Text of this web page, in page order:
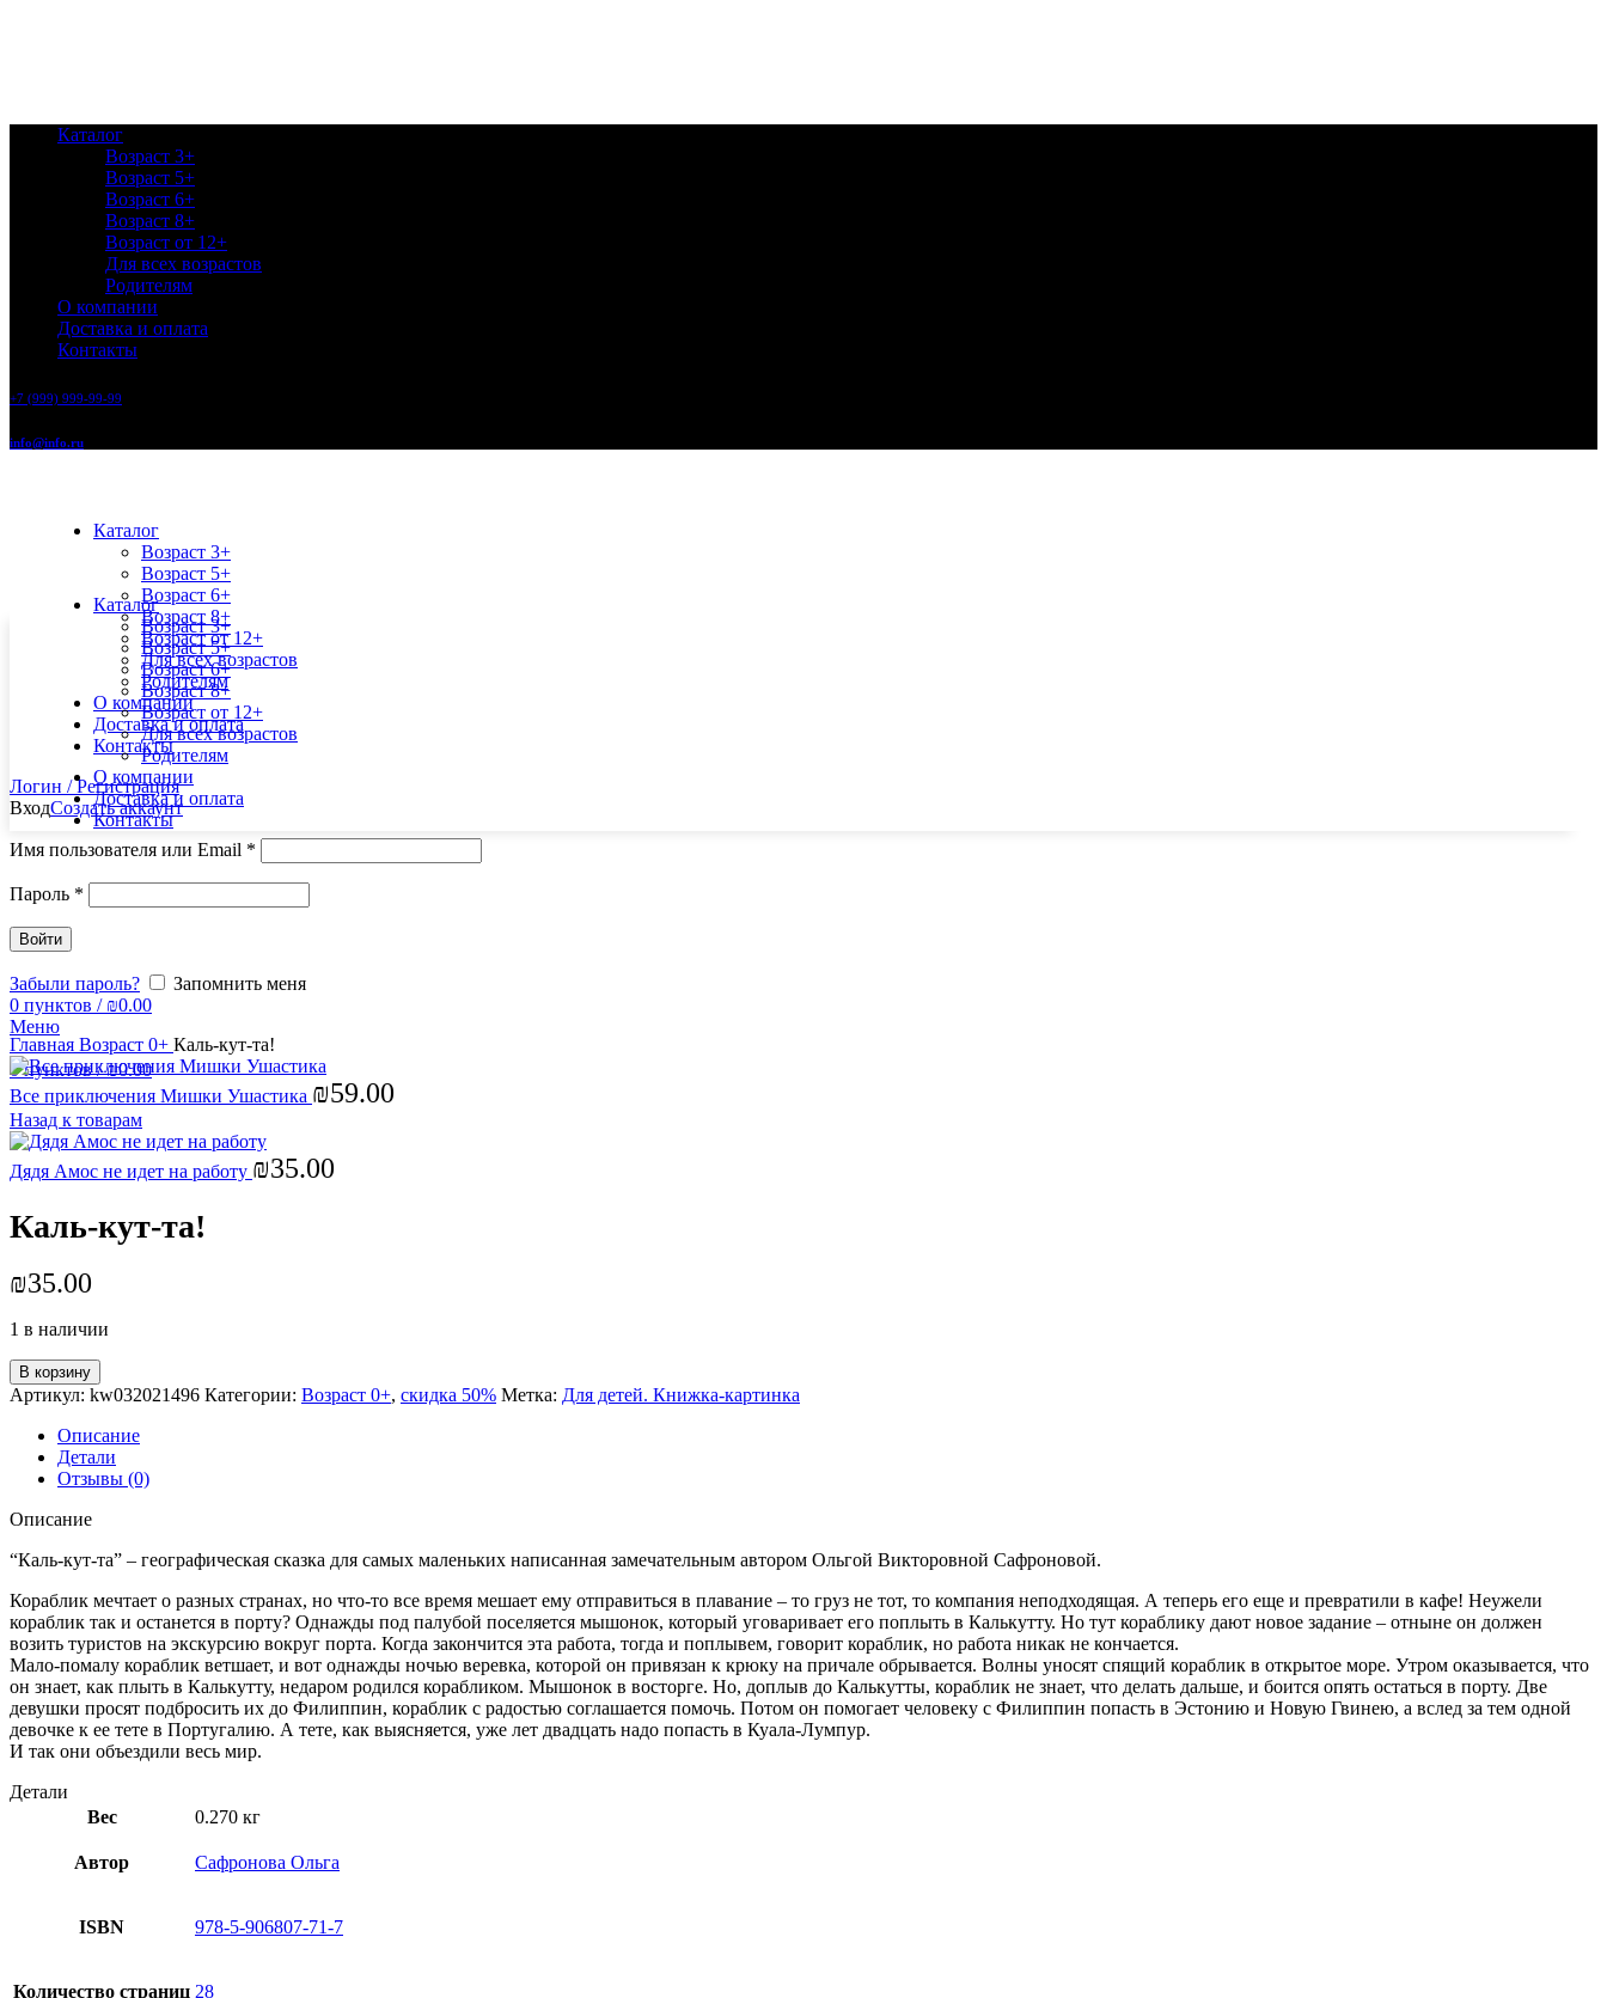
Каталог
Возраст 3+
Возраст 5+
Возраст 6+
Возраст 8+
Возраст от 12+
Для всех возрастов
Родителям
О компании
Доставка и оплата
Контакты
+7 (999) 999-99-99
info@info.ru
Каталог
Возраст 3+
Возраст 5+
Возраст 6+
Возраст 8+
Возраст от 12+
Для всех возрастов
Родителям
О компании
Доставка и оплата
Контакты
Логин / Регистрация
ВходСоздать аккаунт
Имя пользователя или Email *
Пароль *
Войти
Забыли пароль?
Запомнить меня
0 пунктов / ₪0.00
Меню
0пунктов / ₪0.00
Каталог
Возраст 3+
Возраст 5+
Возраст 6+
Возраст 8+
Возраст от 12+
Для всех возрастов
Родителям
О компании
Доставка и оплата
Контакты
Увеличить
Главная Возраст 0+ Каль-кут-та!
Все приключения Мишки Ушастика ₪59.00
Назад к товарам
Дядя Амос не идет на работу ₪35.00
Каль-кут-та!
₪35.00
1 в наличии
В корзину
Артикул: kw032021496 Категории: Возраст 0+, скидка 50% Метка: Для детей. Книжка-картинка
Описание
Детали
Отзывы (0)
Описание
“Каль-кут-та” – географическая сказка для самых маленьких написанная замечательным автором Ольгой Викторовной Сафроновой.
Кораблик мечтает о разных странах, но что-то все время мешает ему отправиться в плавание – то груз не тот, то компания неподходящая. А теперь его еще и превратили в кафе! Неужели
кораблик так и останется в порту? Однажды под палубой поселяется мышонок, который уговаривает его поплыть в Калькутту. Но тут кораблику дают новое задание – отныне он должен
возить туристов на экскурсию вокруг порта. Когда закончится эта работа, тогда и поплывем, говорит кораблик, но работа никак не кончается.
Мало-помалу кораблик ветшает, и вот однажды ночью веревка, которой он привязан к крюку на причале обрывается. Волны уносят спящий кораблик в открытое море. Утром оказывается, что
он знает, как плыть в Калькутту, недаром родился корабликом. Мышонок в восторге. Но, доплыв до Калькутты, кораблик не знает, что делать дальше, и боится опять остаться в порту. Две
девушки просят подбросить их до Филиппин, кораблик с радостью соглашается помочь. Потом он помогает человеку с Филиппин попасть в Эстонию и Новую Гвинею, а вслед за тем одной
девочке к ее тете в Португалию. А тете, как выясняется, уже лет двадцать надо попасть в Куала-Лумпур.
И так они объездили весь мир.
Детали
Вес
0.270 кг
Автор Сафронова Ольга
ISBN 978-5-906807-71-7
Количество страниц 28